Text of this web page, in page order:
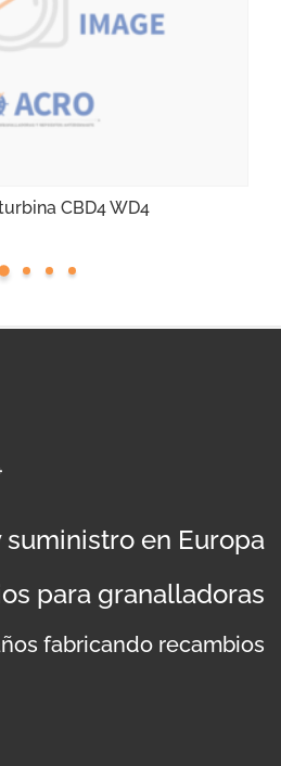
CBD4 WD4
suministro en Europa
para granalladoras
fabricando recambios